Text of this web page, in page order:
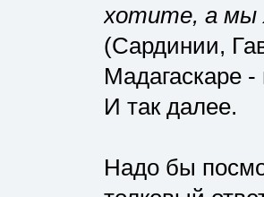
хотите, а мы
(Сардинии,
Мадагаскаре
И так далее.
Надо бы